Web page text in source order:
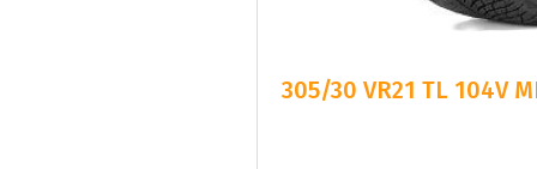
305/30 VR21 TL 104V